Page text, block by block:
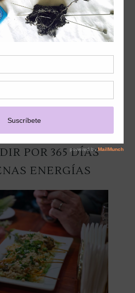
COMUNICADO DE PRENSA
RESTAURANTES
RESTAURANTE
EL AÑO NUEVO
PERIODISTAS Y
EN UNA FIESTA
Y COLORES
POR 365 DÍAS
ENERGÍAS